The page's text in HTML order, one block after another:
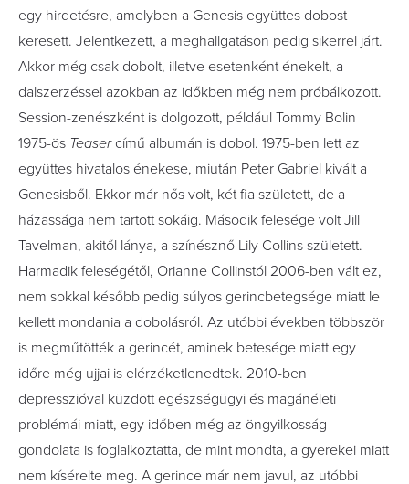
egy hirdetésre, amelyben a Genesis együttes dobost
keresett. Jelentkezett, a meghallgatáson pedig sikerrel járt.
Akkor még csak dobolt, illetve esetenként énekelt, a
dalszerzéssel azokban az időkben még nem próbálkozott.
Session-zenészként is dolgozott, például Tommy Bolin
1975-ös Teasercímű albumán is dobol. 1975-ben lett az
együttes hivatalos énekese, miután Peter Gabriel kivált a
Genesisből. Ekkor már nős volt, két fia született, de a
házassága nem tartott sokáig. Második felesége volt Jill
Tavelman, akitől lánya, a színésznő Lily Collins született.
Harmadik feleségétől, Orianne Collinstól 2006-ben vált ez,
nem sokkal később pedig súlyos gerincbetegsége miatt le
kellett mondania a dobolásról. Az utóbbi években többször
is megműtötték a gerincét, aminek betesége miatt egy
időre még ujjai is elérzéketlenedtek. 2010-ben
depresszióval küzdött egészségügyi és magánéleti
problémái miatt, egy időben még az öngyilkosság
gondolata is foglalkoztatta, de mint mondta, a gyerekei miatt
nem kísérelte meg. A gerince már nem javul, az utóbbi